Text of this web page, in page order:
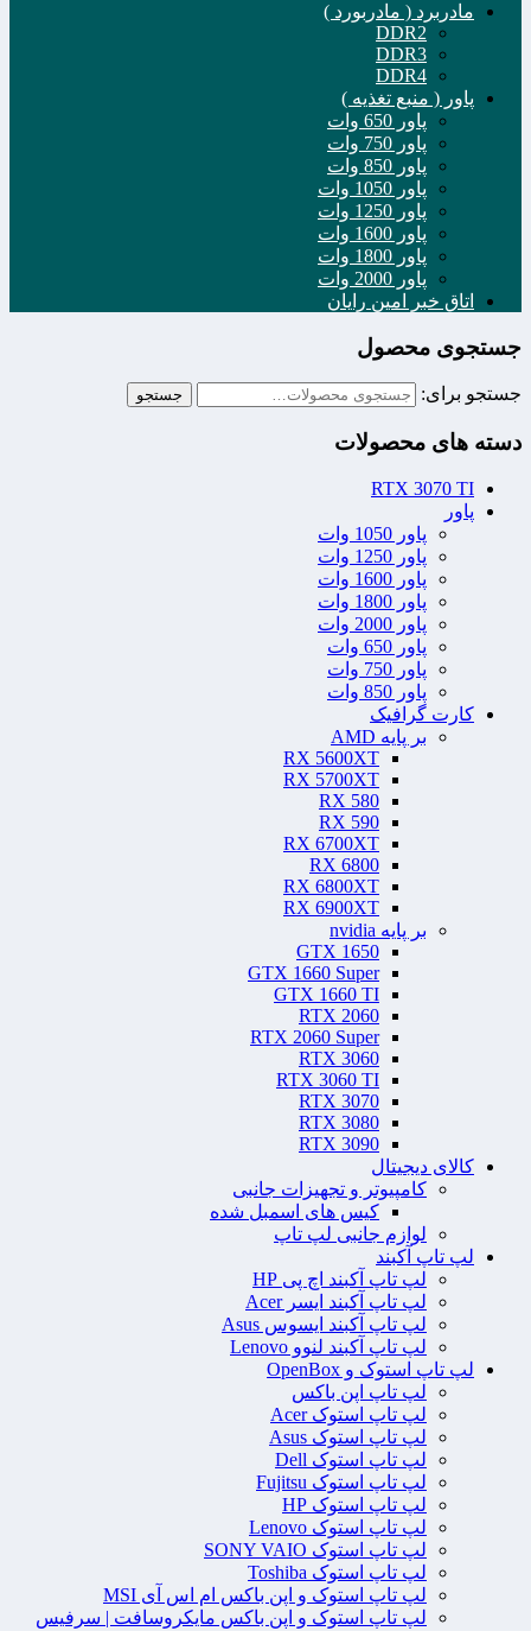
مادربرد ( مادربورد )
DDR2
DDR3
DDR4
پاور ( منبع تغذیه )
پاور 650 وات
پاور 750 وات
پاور 850 وات
پاور 1050 وات
پاور 1250 وات
پاور 1600 وات
پاور 1800 وات
پاور 2000 وات
اتاق خبر امین رایان
جستجوی محصول
جستجو برای: جستجو
دسته های محصولات
RTX 3070 TI
پاور
پاور 1050 وات
پاور 1250 وات
پاور 1600 وات
پاور 1800 وات
پاور 2000 وات
پاور 650 وات
پاور 750 وات
پاور 850 وات
کارت گرافیک
بر پایه AMD
RX 5600XT
RX 5700XT
RX 580
RX 590
RX 6700XT
RX 6800
RX 6800XT
RX 6900XT
بر پایه nvidia
GTX 1650
GTX 1660 Super
GTX 1660 TI
RTX 2060
RTX 2060 Super
RTX 3060
RTX 3060 TI
RTX 3070
RTX 3080
RTX 3090
کالای دیجیتال
کامپیوتر و تجهیزات جانبی
کیس های اسمبل شده
لوازم جانبی لپ تاپ
لپ تاپ آکبند
لپ تاپ آکبند اچ پی HP
لپ تاپ آکبند ایسر Acer
لپ تاپ آکبند ایسوس Asus
لپ تاپ آکبند لنوو Lenovo
لپ تاپ استوک و OpenBox
لپ تاپ اپن باکس
لپ تاپ استوک Acer
لپ تاپ استوک Asus
لپ تاپ استوک Dell
لپ تاپ استوک Fujitsu
لپ تاپ استوک HP
لپ تاپ استوک Lenovo
لپ تاپ استوک SONY VAIO
لپ تاپ استوک Toshiba
لپ تاپ استوک و اپن باکس ام اس آی MSI
لپ تاپ استوک و اپن باکس مایکروسافت | سرفیس